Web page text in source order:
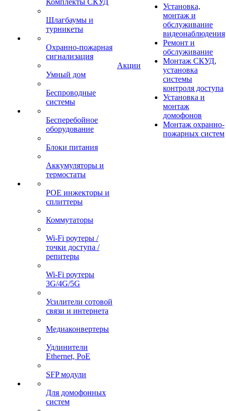
Комплекты СКУД
Шлагбаумы и
турникеты
Охранно-пожарная
сигнализация
Умный дом
Беспроводные
системы
Бесперебойное
оборудование
Блоки питания
Аккумуляторы и
термостаты
POE инжекторы и
сплиттеры
Коммутаторы
Wi-Fi роутеры /
точки доступа /
репитеры
Wi-Fi роутеры
3G/4G/5G
Усилители сотовой
связи и интернета
Медиаконвертеры
Удлинители
Ethernet, PoE
SFP модули
Для домофонных
систем
Акции
Установка,
монтаж и
обслуживание
видеонаблюдения
Ремонт и
обслуживание
Монтаж СКУД,
установка
системы
контроля доступа
Установка и
монтаж
домофонов
Монтаж охранно-
пожарных систем